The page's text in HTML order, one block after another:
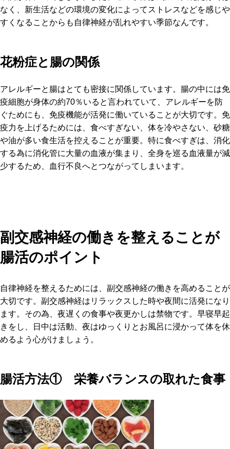
なく、新生活などの環境の変化によってストレスなどを感じや
すくなることからも自律神経が乱れやすい季節なんです。
花粉症と腸の関係
アレルギーと腸はとても密接に関係しています。腸の中には免
疫細胞が身体の約70％いると言われていて、アレルギーを防
ぐためにも、免疫機能が活発に働いていることが大切です。免
疫力を上げるためには、食べすぎない、体を冷やさない、砂糖
や油が多い食生活を控えることが重要。特に食べすぎは、消化
する為に消化管に大量の血液が集まり、全身を巡る血液量が減
少するため、血行不良へとつながってしまいます。
副交感神経の働きを整えることが
腸活のポイント
自律神経を整えるためには、副交感神経の働きを高めることが
大切です。副交感神経はリラックスした時や夜間に活発になり
ます。その為、夜遅くの食事や夜更かしは禁物です。早寝早起
きをし、日中は活動、夜はゆっくりとお風呂に浸かって体を休
めるよう心がけましょう。
腸活方法① 栄養バランスの取れた食事